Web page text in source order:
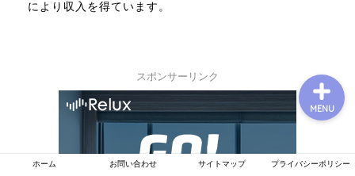
により収入を得ています。
スポンサーリンク
ホーム お問い合わせ サイトマップ プライバシーポリシー
MENU